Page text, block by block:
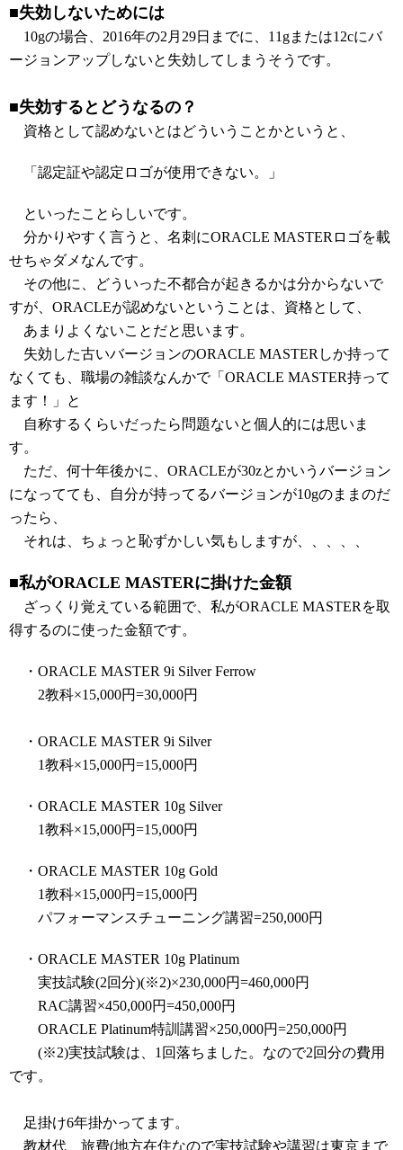
■失効しないためには
10gの場合、2016年の2月29日までに、11gまたは12cにバ
ージョンアップしないと失効してしまうそうです。
■失効するとどうなるの？
資格として認めないとはどういうことかというと、
「認定証や認定ロゴが使用できない。」
といったことらしいです。
分かりやすく言うと、名刺にORACLE MASTERロゴを載
せちゃダメなんです。
その他に、どういった不都合が起きるかは分からないで
すが、ORACLEが認めないということは、資格として、
あまりよくないことだと思います。
失効した古いバージョンのORACLE MASTERしか持って
なくても、職場の雑談なんかで「ORACLE MASTER持って
ます！」と
自称するくらいだったら問題ないと個人的には思いま
す。
ただ、何十年後かに、ORACLEが30zとかいうバージョン
になってても、自分が持ってるバージョンが10gのままのだ
ったら、
それは、ちょっと恥ずかしい気もしますが、、、、、
■私がORACLE MASTERに掛けた金額
ざっくり覚えている範囲で、私がORACLE MASTERを取
得するのに使った金額です。
・ORACLE MASTER 9i Silver Ferrow
2教科×15,000円=30,000円
・ORACLE MASTER 9i Silver
1教科×15,000円=15,000円
・ORACLE MASTER 10g Silver
1教科×15,000円=15,000円
・ORACLE MASTER 10g Gold
1教科×15,000円=15,000円
パフォーマンスチューニング講習=250,000円
・ORACLE MASTER 10g Platinum
実技試験(2回分)(※2)×230,000円=460,000円
RAC講習×450,000円=450,000円
ORACLE Platinum特訓講習×250,000円=250,000円
(※2)実技試験は、1回落ちました。なので2回分の費用
です。
足掛け6年掛かってます。
教材代、旅費(地方在住なので実技試験や講習は東京まで